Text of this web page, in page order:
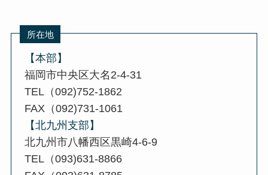
所在地
【本部】
福岡市中央区大名2-4-31
TEL（092)752-1862
FAX（092)731-1061
【北九州支部】
北九州市八幡西区黒崎4-6-9
TEL（093)631-8866